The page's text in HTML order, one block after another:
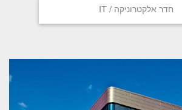
חדר אלקטרוניקה / IT